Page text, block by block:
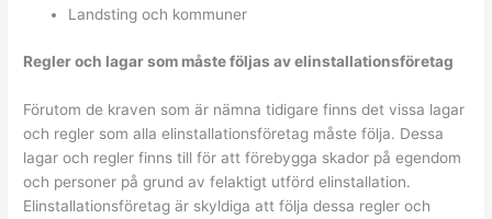
Landsting och kommuner
Regler och lagar som måste följas av elinstallationsföretag
Förutom de kraven som är nämna tidigare finns det vissa lagar
och regler som alla elinstallationsföretag måste följa. Dessa
lagar och regler finns till för att förebygga skador på egendom
och personer på grund av felaktigt utförd elinstallation.
Elinstallationsföretag är skyldiga att följa dessa regler och